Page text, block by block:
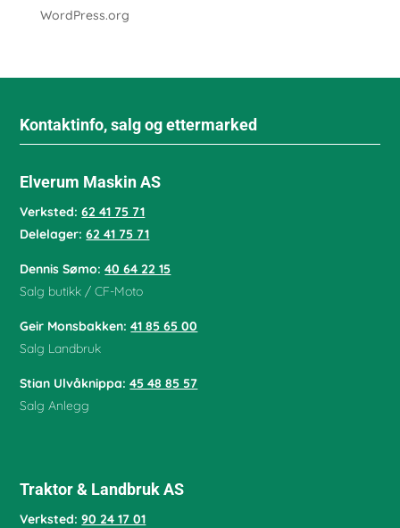
WordPress.org
Kontaktinfo, salg og ettermarked
Elverum Maskin AS
Verksted:62 41 75 71
Delelager:62 41 75 71
Dennis Sømo:40 64 22 15
Salg butikk / CF-Moto
Geir Monsbakken:41 85 65 00
Salg Landbruk
Stian Ulvåknippa:45 48 85 57
Salg Anlegg
Traktor & Landbruk AS
Verksted:90 24 17 01